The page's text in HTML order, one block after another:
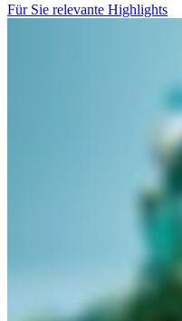
Für Sie relevante Highlights